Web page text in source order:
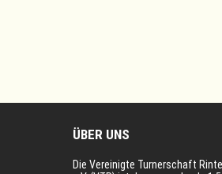
ÜBER UNS
Die Vereinigte Turnerschaft